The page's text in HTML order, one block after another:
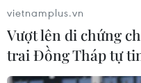
vietnamplus.vn
Vượt lên di chứng
trai Đồng Tháp tự